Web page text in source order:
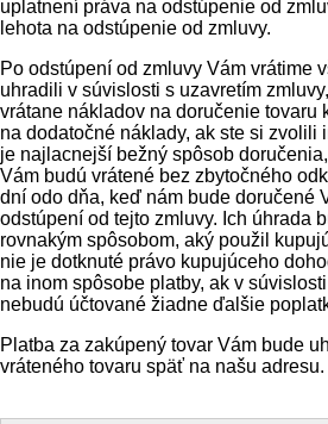
uplatnení práva na odstúpenie od
lehota na odstúpenie od zmluvy.
Po odstúpení od zmluvy Vám vrátime
uhradili v súvislosti s uzavretím
vrátane nákladov na doručenie tovaru
na dodatočné náklady, ak ste si zvolili
je najlacnejší bežný spôsob
Vám budú vrátené bez zbytočného
dní odo dňa, keď nám bude doručené
odstúpení od tejto zmluvy. Ich úhrada
rovnakým spôsobom, aký použil
nie je dotknuté právo kupujúceho
na inom spôsobe platby, ak v
nebudú účtované žiadne ďalšie
Platba za zakúpený tovar Vám bude
vráteného tovaru späť na našu adresu.